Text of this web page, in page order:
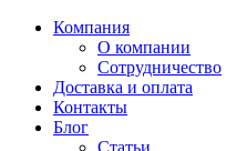
Компания
О компании
Сотрудничество
Доставка и оплата
Контакты
Блог
Статьи